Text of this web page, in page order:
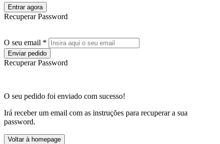
Entrar agora
Recuperar Password
O seu email *
Enviar pedido
Recuperar Password
O seu pedido foi enviado com sucesso!
Irá receber um email com as instruções para recuperar a sua
password.
Voltar à homepage